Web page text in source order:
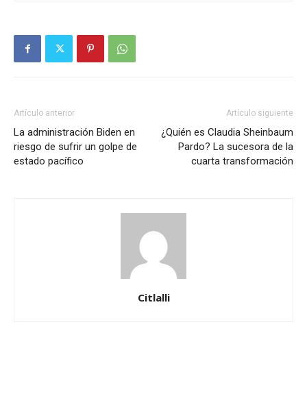
Artículo anterior
La administración Biden en
riesgo de sufrir un golpe de
estado pacífico
Artículo siguiente
¿Quién es Claudia Sheinbaum
Pardo? La sucesora de la
cuarta transformación
Citlalli